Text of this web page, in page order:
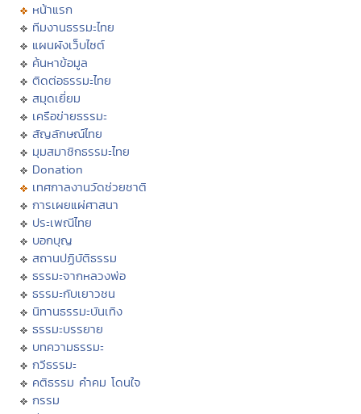
หน้าแรก
ทีมงานธรรมะไทย
แผนผังเว็บไซต์
ค้นหาข้อมูล
ติดต่อธรรมะไทย
สมุดเยี่ยม
เครือข่ายธรรมะ
สัญลักษณ์ไทย
มุมสมาชิกธรรมะไทย
Donation
เทศกาลงานวัดช่วยชาติ
การเผยแผ่ศาสนา
ประเพณีไทย
บอกบุญ
สถานปฏิบัติธรรม
ธรรมะจากหลวงพ่อ
ธรรมะกับเยาวชน
นิทานธรรมะบันเทิง
ธรรมะบรรยาย
บทความธรรมะ
กวีธรรมะ
คติธรรม คำคม โดนใจ
กรรม